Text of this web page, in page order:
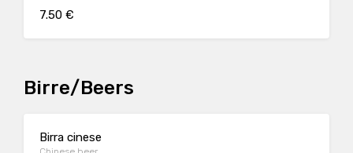
7.50 €
Birre/Beers
Birra cinese